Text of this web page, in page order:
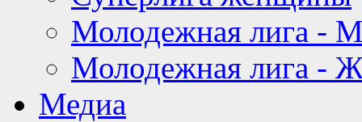
Молодежная лига -
Молодежная лига -
Медиа